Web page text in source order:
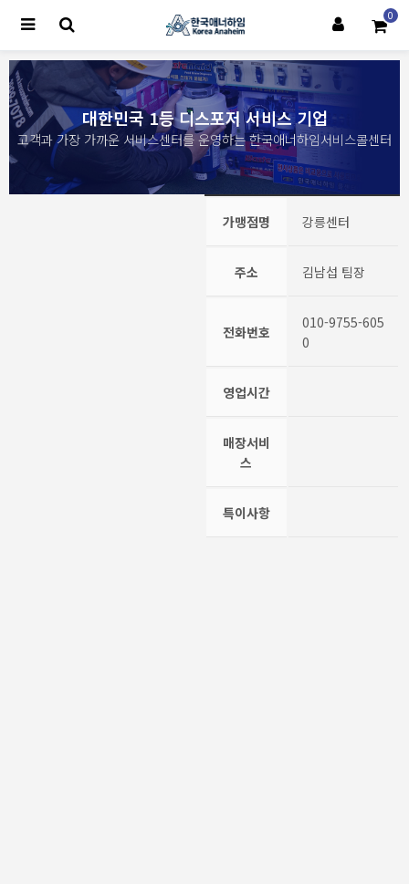
0
대한민국 1등 디스포저 서비스 기업
고객과 가장 가까운 서비스센터를 운영하는 한국애너하임서비스콜센터
가맹점명 강릉센터
주소 김남섭 팀장
전화번호
010-9755-605
0
영업시간
매장서비
스
특이사항